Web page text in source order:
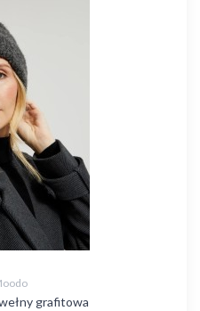
grafitowa